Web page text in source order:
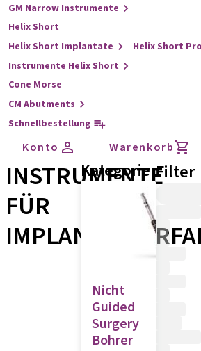
GM Narrow Instrumente
Helix Short
Helix Short Implantate
Helix Short
Instrumente Helix Short
Cone Morse
CM Abutments
Schnellbestellung
Konto Warenkorb
INSTRUMENTE
FÜR
Kategorien
Nicht
Guided
Surgery
Bohrer
Filter